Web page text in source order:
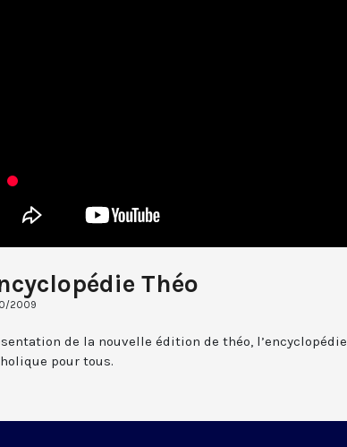
Théo
2009
de la nouvelle édition de théo, l’encyclopédie
pour tous.